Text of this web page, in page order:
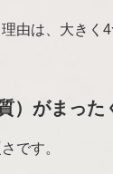
由は、大きく
）がまった
です。